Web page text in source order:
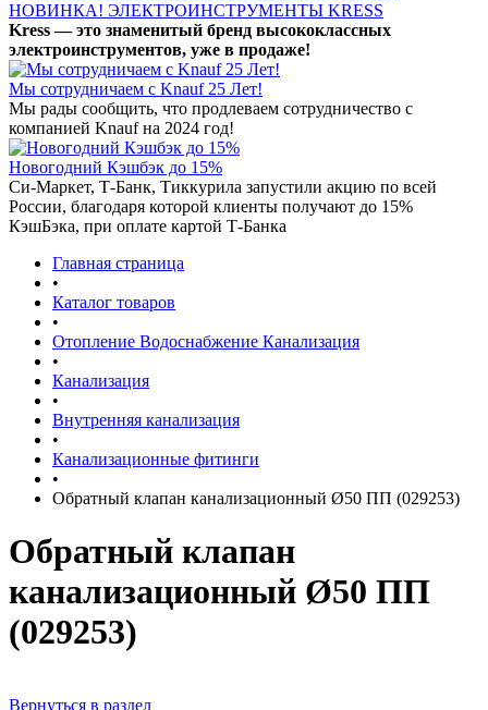
НОВИНКА! ЭЛЕКТРОИНСТРУМЕНТЫ KRESS
Kress — это знаменитый бренд высококлассных
электроинструментов, уже в продаже!
Мы сотрудничаем с Knauf 25 Лет!
Мы рады сообщить, что продлеваем сотрудничество с
компанией Knauf на 2024 год!
Новогодний Кэшбэк до 15%
Си-Маркет, Т-Банк, Тиккурила запустили акцию по всей
России, благодаря которой клиенты получают до 15%
КэшБэка, при оплате картой Т-Банка
Главная страница
•
Каталог товаров
•
Отопление Водоснабжение Канализация
•
Канализация
•
Внутренняя канализация
•
Канализационные фитинги
•
Обратный клапан канализационный Ø50 ПП (029253)
Обратный клапан
канализационный Ø50 ПП
(029253)
Вернуться в раздел